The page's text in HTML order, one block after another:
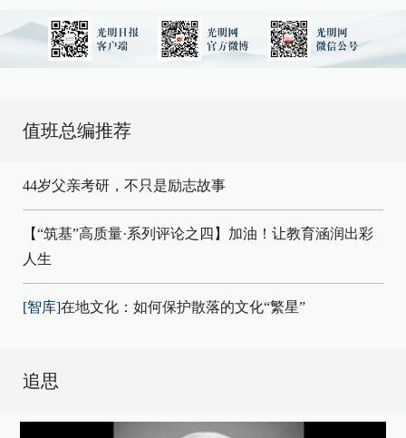
值班总编推荐
44岁父亲考研，不只是励志故事
【“筑基”高质量·系列评论之四】加油！让教育涵润出彩
人生
[智库]在地文化：如何保护散落的文化“繁星”
追思